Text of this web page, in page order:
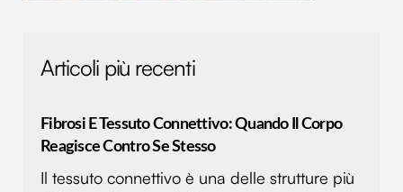
informazioni sul modo in cui utilizzi il nostro sito con i
pubblicità e social media, i quali potrebbero combinarle
con altre informazioni che hai fornito loro o che hanno
Articoli più recenti
Fibrosi E Tessuto Connettivo: Quando Il Corpo
Reagisce Contro Se Stesso
Il tessuto connettivo è una delle strutture più